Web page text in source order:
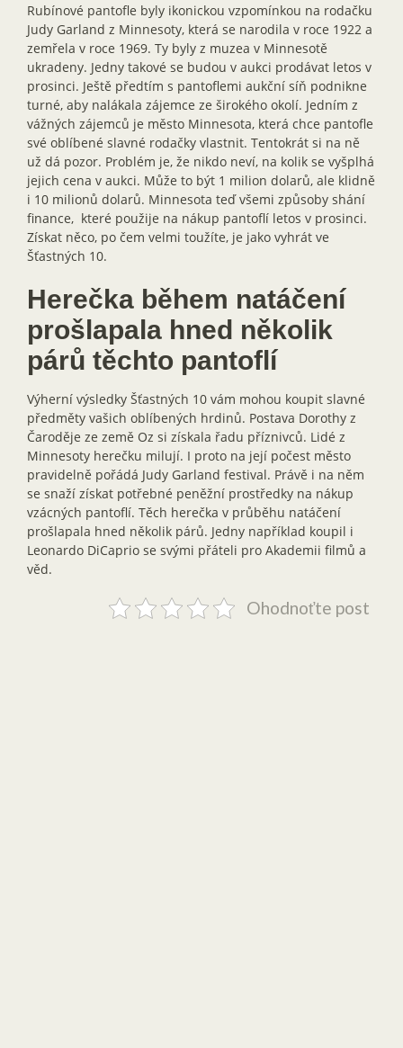
Rubínové pantofle byly ikonickou vzpomínkou na rodačku
Judy Garland z Minnesoty, která se narodila v roce 1922 a
zemřela v roce 1969. Ty byly z muzea v Minnesotě
ukradeny. Jedny takové se budou v aukci prodávat letos v
prosinci. Ještě předtím s pantoflemi aukční síň podnikne
turné, aby nalákala zájemce ze širokého okolí. Jedním z
vážných zájemců je město Minnesota, která chce pantofle
své oblíbené slavné rodačky vlastnit. Tentokrát si na ně
už dá pozor. Problém je, že nikdo neví, na kolik se vyšplhá
jejich cena v aukci. Může to být 1 milion dolarů, ale klidně
i 10 milionů dolarů. Minnesota teď všemi způsoby shání
finance, které použije na nákup pantoflí letos v prosinci.
Získat něco, po čem velmi toužíte, je jako vyhrát ve
Šťastných 10.
Herečka během natáčení
prošlapala hned několik
párů těchto pantoflí
Výherní výsledky Šťastných 10 vám mohou koupit slavné
předměty vašich oblíbených hrdinů. Postava Dorothy z
Čaroděje ze země Oz si získala řadu příznivců. Lidé z
Minnesoty herečku milují. I proto na její počest město
pravidelně pořádá Judy Garland festival. Právě i na něm
se snaží získat potřebné peněžní prostředky na nákup
vzácných pantoflí. Těch herečka v průběhu natáčení
prošlapala hned několik párů. Jedny například koupil i
Leonardo DiCaprio se svými přáteli pro Akademii filmů a
věd.
Ohodnoťte post